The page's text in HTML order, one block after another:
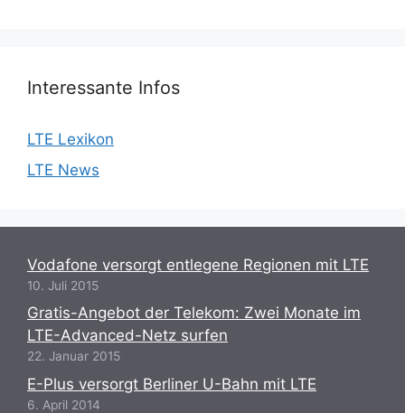
Interessante Infos
LTE Lexikon
LTE News
Vodafone versorgt entlegene Regionen mit LTE
10. Juli 2015
Gratis-Angebot der Telekom: Zwei Monate im
LTE-Advanced-Netz surfen
22. Januar 2015
E-Plus versorgt Berliner U-Bahn mit LTE
6. April 2014